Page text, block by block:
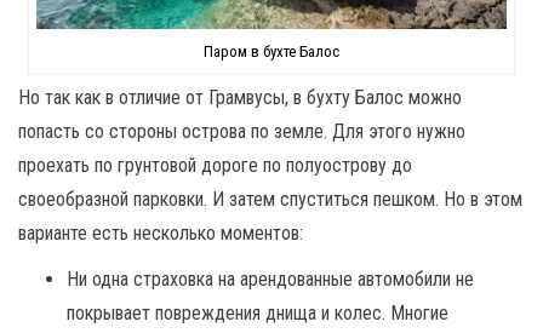
Паром в бухте Балос
Но так как в отличие от Грамвусы, в бухту Балос можно
попасть со стороны острова по земле. Для этого нужно
проехать по грунтовой дороге по полуострову до
своеобразной парковки. И затем спуститься пешком. Но в этом
варианте есть несколько моментов:
Ни одна страховка на арендованные автомобили не
покрывает повреждения днища и колес. Многие